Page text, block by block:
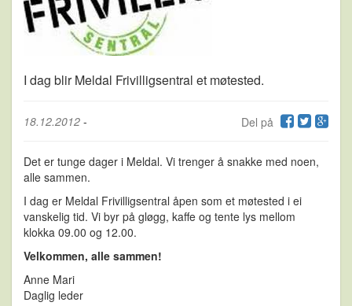
I dag blir Meldal Frivilligsentral et møtested.
Del på
18.12.2012 -
Det er tunge dager i Meldal. Vi trenger å snakke med noen,
alle sammen.
I dag er Meldal Frivilligsentral åpen som et møtested i ei
vanskelig tid. Vi byr på gløgg, kaffe og tente lys mellom
klokka 09.00 og 12.00.
Velkommen, alle sammen!
Anne Mari
Daglig leder